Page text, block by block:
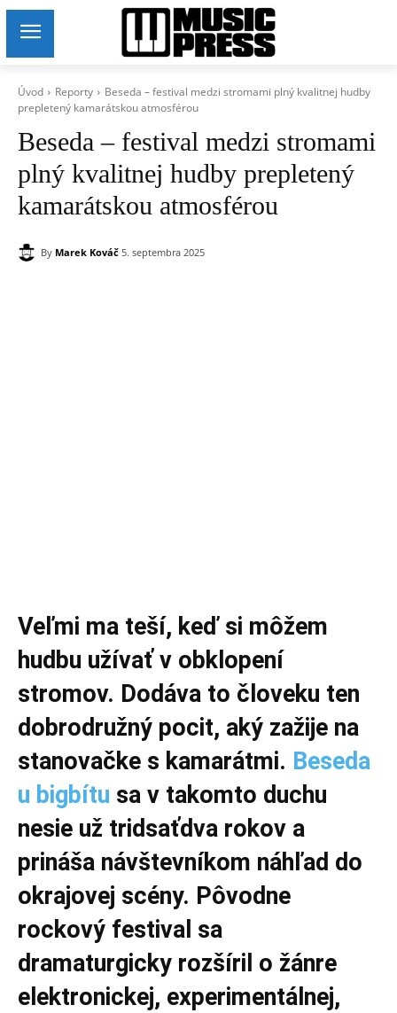
Úvod Reporty
Beseda – festival medzi stromami plný kvalitnej hudby
prepletený kamarátskou atmosférou
Beseda – festival medzi stromami
plný kvalitnej hudby prepletený
kamarátskou atmosférou
By Marek Kováč 5. septembra 2025
Veľmi ma teší, keď si môžem
hudbu užívať v obklopení
stromov. Dodáva to človeku ten
dobrodružný pocit, aký zažije na
stanovačke s kamarátmi. Beseda
u bigbítu sa v takomto duchu
nesie už tridsaťdva rokov a
prináša návštevníkom náhľad do
okrajovej scény. Pôvodne
rockový festival sa
dramaturgicky rozšíril o žánre
elektronickej, experimentálnej,